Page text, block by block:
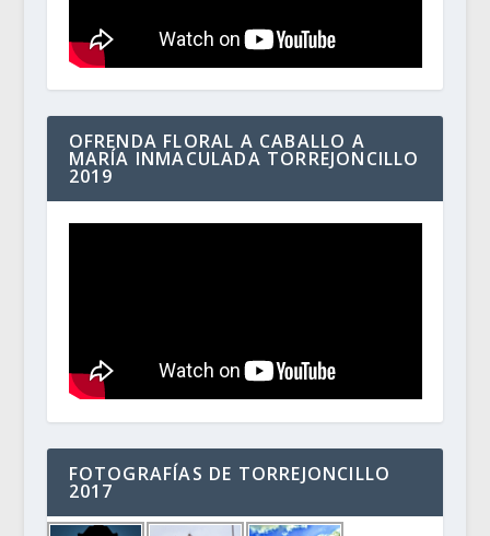
OFRENDA FLORAL A CABALLO A
MARÍA INMACULADA TORREJONCILLO
2019
FOTOGRAFÍAS DE TORREJONCILLO
2017